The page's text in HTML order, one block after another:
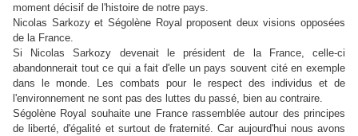
moment décisif de l'histoire de notre pays.
Nicolas Sarkozy et Ségolène Royal proposent deux visions opposées
de la France.
Si Nicolas Sarkozy devenait le président de la France, celle-ci
abandonnerait tout ce qui a fait d'elle un pays souvent cité en exemple
dans le monde. Les combats pour le respect des individus et de
l'environnement ne sont pas des luttes du passé, bien au contraire.
Ségolène Royal souhaite une France rassemblée autour des principes
de liberté, d'égalité et surtout de fraternité. Car aujourd'hui nous avons